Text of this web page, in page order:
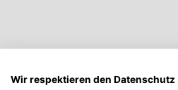
Wir respektieren den Datenschutz